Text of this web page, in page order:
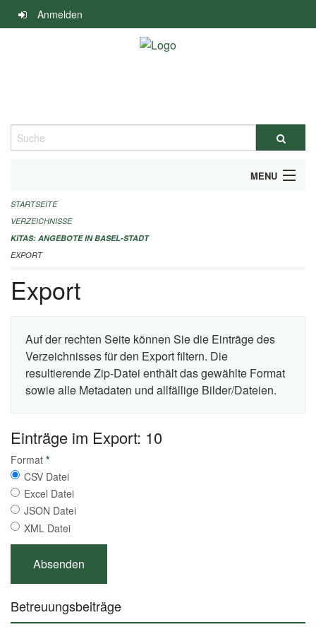
Navigation
überspringen
Anmelden
Suche
MENU
ALLGEMEINE INFORMATIONEN
IMPRESSUM
STARTSEITE
VERZEICHNISSE
KITAS: ANGEBOTE IN BASEL-STADT
EXPORT
Export
Auf der rechten Seite können Sie die Einträge des
Verzeichnisses für den Export filtern. Die
resultierende Zip-Datei enthält das gewählte Format
sowie alle Metadaten und allfällige Bilder/Dateien.
Einträge im Export: 10
Format *
CSV Datei
Excel Datei
JSON Datei
XML Datei
Betreuungsbeiträge